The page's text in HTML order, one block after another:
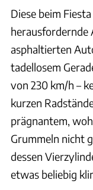
Diese beim
asphaltierten
tadellosem
von 230 km/h –
kurzen
prägnantem,
Grummeln nicht
dessen
etwas beliebig